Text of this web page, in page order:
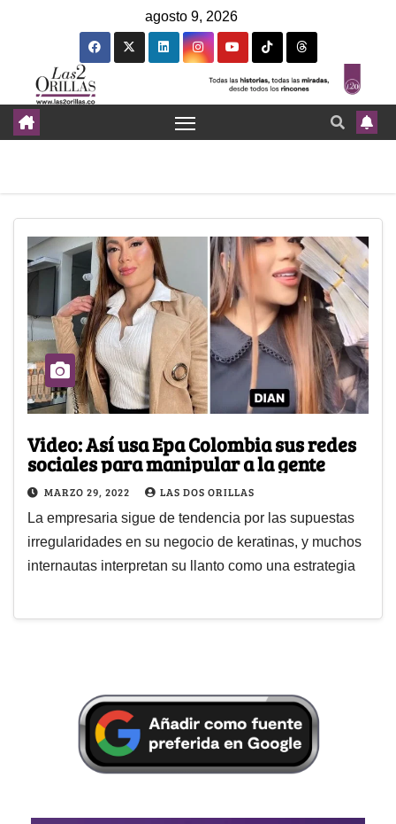
agosto 9, 2026
Video: Así usa Epa Colombia sus redes
sociales para manipular a la gente
MARZO 29, 2022 LAS DOS ORILLAS
La empresaria sigue de tendencia por las supuestas
irregularidades en su negocio de keratinas, y muchos
internautas interpretan su llanto como una estrategia